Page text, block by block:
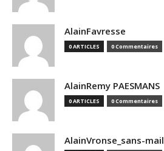
AlainFavresse
0 ARTICLES 0 Commentaires
AlainRemy PAESMANS
0 ARTICLES 0 Commentaires
AlainVronse_sans-mail